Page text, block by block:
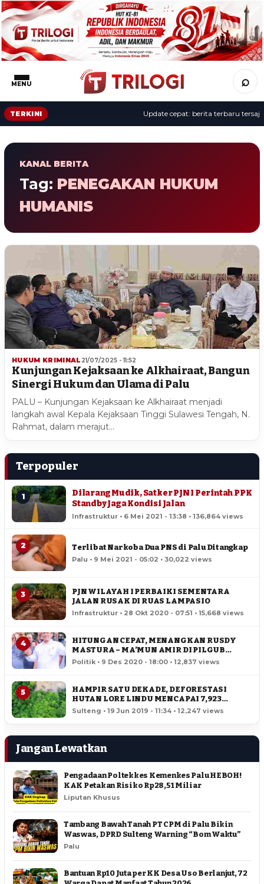
MENU ⌕
TERKINI Update cepat: berita terbaru tersaji
KANAL BERITA
Tag: PENEGAKAN HUKUM
HUMANIS
HUKUM KRIMINAL 21/07/2025 - 11:52
Kunjungan Kejaksaan ke Alkhairaat, Bangun
Sinergi Hukum dan Ulama di Palu
PALU – Kunjungan Kejaksaan ke Alkhairaat menjadi
langkah awal Kepala Kejaksaan Tinggi Sulawesi Tengah, N.
Rahmat, dalam merajut…
Terpopuler
1
Dilarang Mudik, Satker PJN I Perintah PPK
Standby Jaga Kondisi Jalan
Infrastruktur • 6 Mei 2021 - 13:38 • 136,864 views
2 Terlibat Narkoba Dua PNS di Palu Ditangkap
Palu • 9 Mei 2021 - 05:02 • 30,022 views
3
PJN WILAYAH I PERBAIKI SEMENTARA
JALAN RUSAK DI RUAS LAMPASIO
Infrastruktur • 28 Okt 2020 - 07:51 • 15,668 views
4
HITUNGAN CEPAT, MENANGKAN RUSDY
MASTURA – MA’MUN AMIR DI PILGUB
SULTENG
Politik • 9 Des 2020 - 18:00 • 12,837 views
5
HAMPIR SATU DEKADE, DEFORESTASI
HUTAN LORE LINDU MENCAPAI 7,923
HEKTAR
Sulteng • 19 Jun 2019 - 11:34 • 12,247 views
Jangan Lewatkan
Pengadaan Poltekkes Kemenkes Palu HEBOH!
KAK Petakan Risiko Rp28,51 Miliar
Liputan Khusus
Tambang Bawah Tanah PT CPM di Palu Bikin
Waswas, DPRD Sulteng Warning “Bom Waktu”
Palu
Bantuan Rp10 Juta per KK Desa Uso Berlanjut, 72